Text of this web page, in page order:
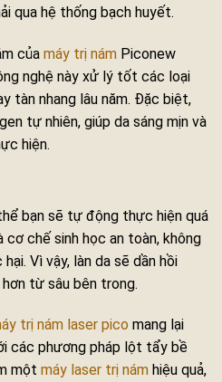
qua hệ thống bạch huyết.
của máy trị nám Piconew
nghệ này xử lý tốt các loại
tàn nhang lâu năm. Đặc biệt,
tự nhiên, giúp da sáng mịn và
hiện.
bạn sẽ tự động thực hiện quá
chế sinh học an toàn, không
Vì vậy, làn da sẽ dần hồi
từ sâu bên trong.
trị nám laser pico mang lại
các phương pháp lột tẩy bề
một máy laser trị nám hiệu quả,